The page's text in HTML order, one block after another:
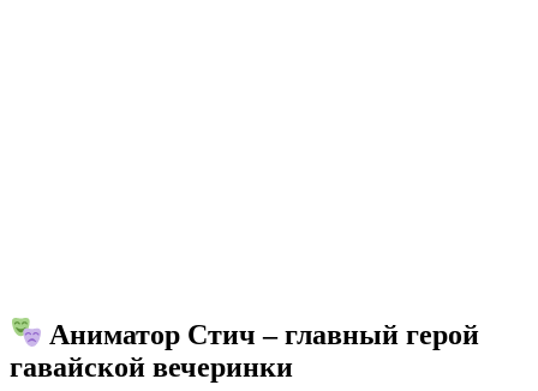
Аниматор Стич – главный герой
гавайской вечеринки